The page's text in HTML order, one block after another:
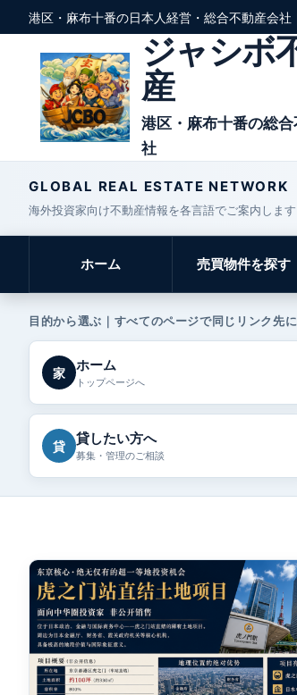
港区・麻布十番の日本人経営・総合不動産会
ジャシボ
産
港区・麻布十番の総
社
GLOBAL REAL ESTATE NETWORK
海外投資家向け不動産情報を各言語でご案内します
ホーム 売買物件を探す
目的から選ぶ｜すべてのページで同じリンク先
家 ホーム
トップページへ
貸 貸したい方へ
募集・管理のご相談